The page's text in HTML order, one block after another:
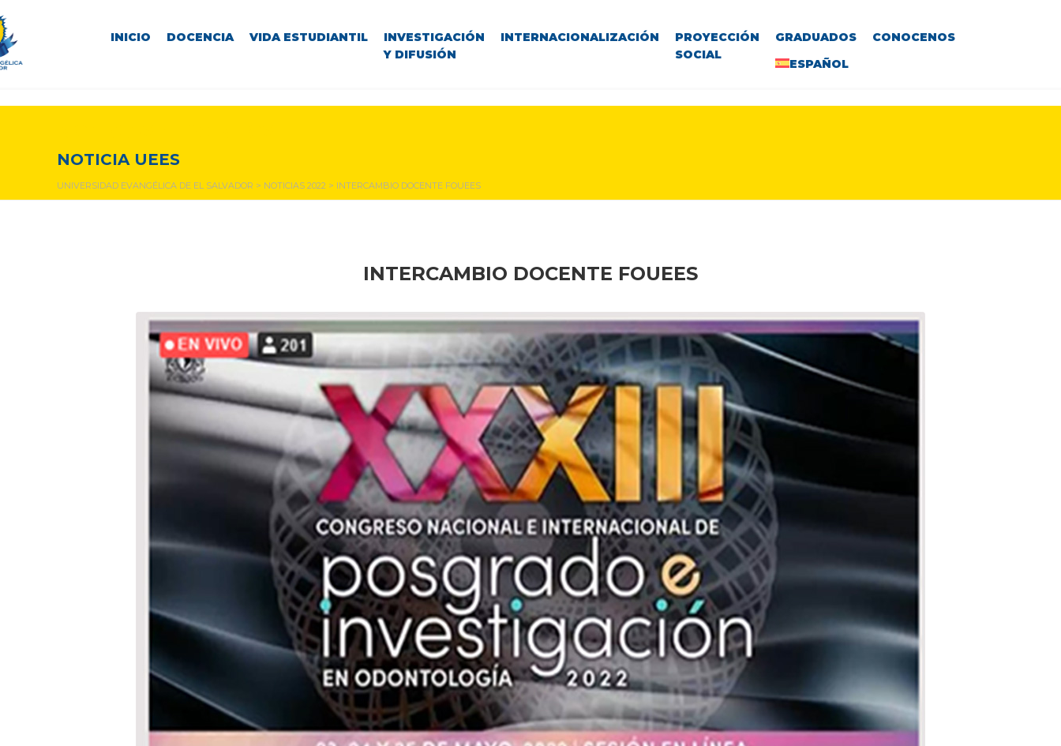
INICIO DOCENCIA VIDA ESTUDIANTIL
INVESTIGACIÓN
Y DIFUSIÓN
INTERNACIONALIZACIÓN
PROYECCIÓN
SOCIAL
GRADUADOS
CONOCENOS
ESPAÑOL
NOTICIA UEES
UNIVERSIDAD EVANGÉLICA DE EL SALVADOR > NOTICIAS 2022 > INTERCAMBIO DOCENTE FOUEES
INTERCAMBIO DOCENTE FOUEES